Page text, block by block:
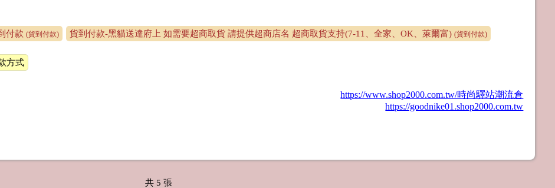
付款(貨到付款) 貨到付款-黑貓送達府上 如需要超商取貨 請提供超商店名 超商取貨支持(7-11、全家、OK、萊爾富)(貨到付款)
方式
https://www.shop2000.com.tw/時尚驛站潮流倉
https://goodnike01.shop2000.com.tw
共 5 張